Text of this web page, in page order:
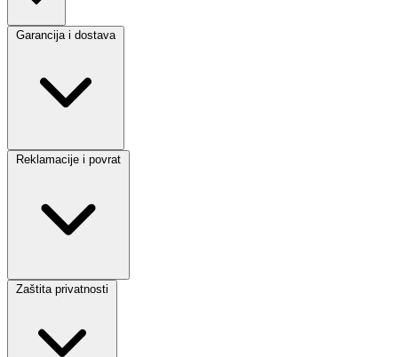
Garancija i dostava
Reklamacije i povrat
Zaštita privatnosti